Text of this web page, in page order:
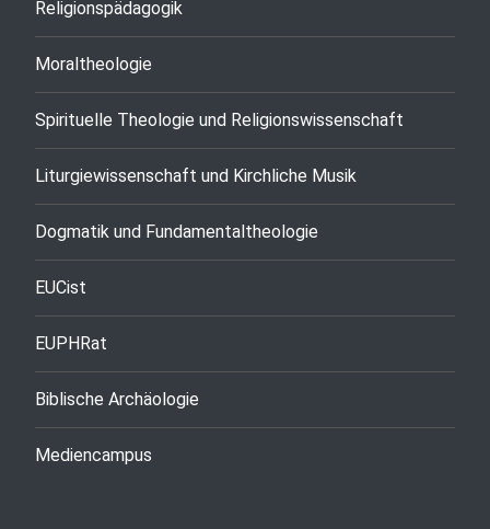
Religionspädagogik
Moraltheologie
Spirituelle Theologie und Religionswissenschaft
Liturgiewissenschaft und Kirchliche Musik
Dogmatik und Fundamentaltheologie
EUCist
EUPHRat
Biblische Archäologie
Mediencampus